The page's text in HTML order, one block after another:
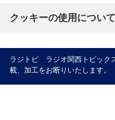
クッキーの使用について
ラジトピ ラジオ関西トピック
載、加工をお断りいたします。